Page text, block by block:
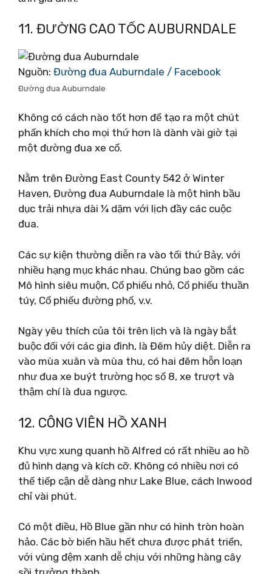
11. ĐƯỜNG CAO TỐC AUBURNDALE
Nguồn: Đường đua Auburndale / Facebook
Đường đua Auburndale
Không có cách nào tốt hơn để tạo ra một chút
phấn khích cho mọi thứ hơn là dành vài giờ tại
một đường đua xe cổ.
Nằm trên Đường East County 542 ở Winter
Haven, Đường đua Auburndale là một hình bầu
dục trải nhựa dài ¼ dặm với lịch đầy các cuộc
đua.
Các sự kiện thường diễn ra vào tối thứ Bảy, với
nhiều hạng mục khác nhau. Chúng bao gồm các
Mô hình siêu muộn, Cổ phiếu nhỏ, Cổ phiếu thuần
túy, Cổ phiếu đường phố, v.v.
Ngày yêu thích của tôi trên lịch và là ngày bắt
buộc đối với các gia đình, là Đêm hủy diệt. Diễn ra
vào mùa xuân và mùa thu, có hai đêm hỗn loạn
như đua xe buýt trường học số 8, xe trượt và
thậm chí là đua ngược.
12. CÔNG VIÊN HỒ XANH
Khu vực xung quanh hồ Alfred có rất nhiều ao hồ
đủ hình dạng và kích cỡ. Không có nhiều nơi có
thể tiếp cận dễ dàng như Lake Blue, cách Inwood
chỉ vài phút.
Có một điều, Hồ Blue gần như có hình tròn hoàn
hảo. Các bờ biển hầu hết chưa được phát triển,
với vùng đệm xanh dễ chịu với những hàng cây